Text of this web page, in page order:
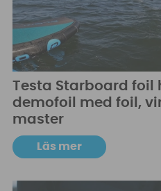
Testa Starboard foil
demofoil med foil,
master
Läs mer